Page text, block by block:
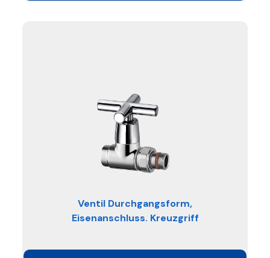
Ventil Durchgangsform,
Eisenanschluss. Kreuzgriff